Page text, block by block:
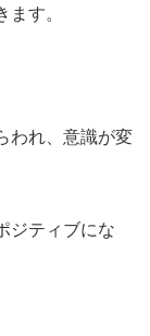
す。
われ、意識が変
ジティブにな